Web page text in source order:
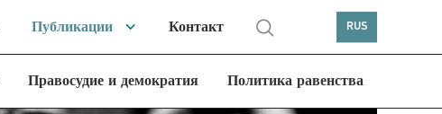
Публикации Контакт RUS
Правосудие и демократия Политика равенства